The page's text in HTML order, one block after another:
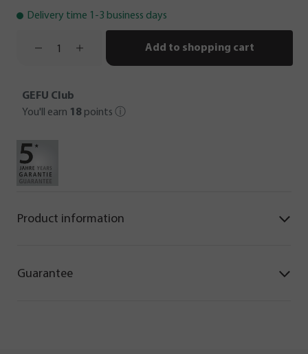
Delivery time 1-3 business days
Add to shopping cart
GEFU Club
You'll earn 18 points ⓘ
Product information
Guarantee